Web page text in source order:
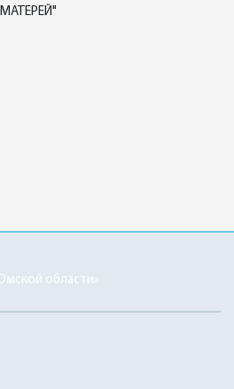
области»